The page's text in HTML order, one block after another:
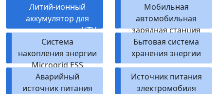
масштаба
Литий-ионный
аккумулятор для
квадроциклов и UTV
Мобильная
автомобильная
зарядная станция
Система
накопления энергии
Microgrid ESS
Бытовая система
хранения энергии
Аварийный
источник питания
Источник питания
электромобиля